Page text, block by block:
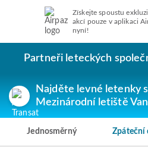
Získejte spoustu
akcí pouze v aplikaci
nyní!
Partneři leteckých
Najděte levné letenky
Mezinárodní letiště
Jednosměrný Zpáteční